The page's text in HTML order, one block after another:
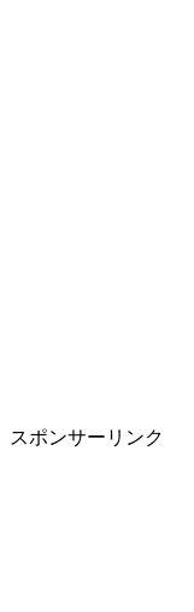
スポンサーリンク